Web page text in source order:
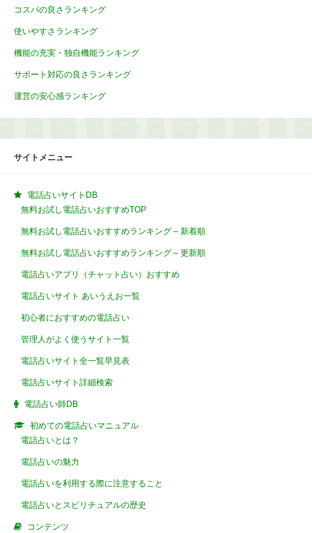
コスパの良さランキング
使いやすさランキング
機能の充実・独自機能ランキング
サポート対応の良さランキング
運営の安心感ランキング
サイトメニュー
電話占いサイトDB
無料お試し電話占いおすすめTOP
無料お試し電話占いおすすめランキング – 新着順
無料お試し電話占いおすすめランキング – 更新順
電話占いアプリ（チャット占い）おすすめ
電話占いサイト あいうえお一覧
初心者におすすめの電話占い
管理人がよく使うサイト一覧
電話占いサイト全一覧早見表
電話占いサイト詳細検索
電話占い師DB
初めての電話占いマニュアル
電話占いとは？
電話占いの魅力
電話占いを利用する際に注意すること
電話占いとスピリチュアルの歴史
コンテンツ